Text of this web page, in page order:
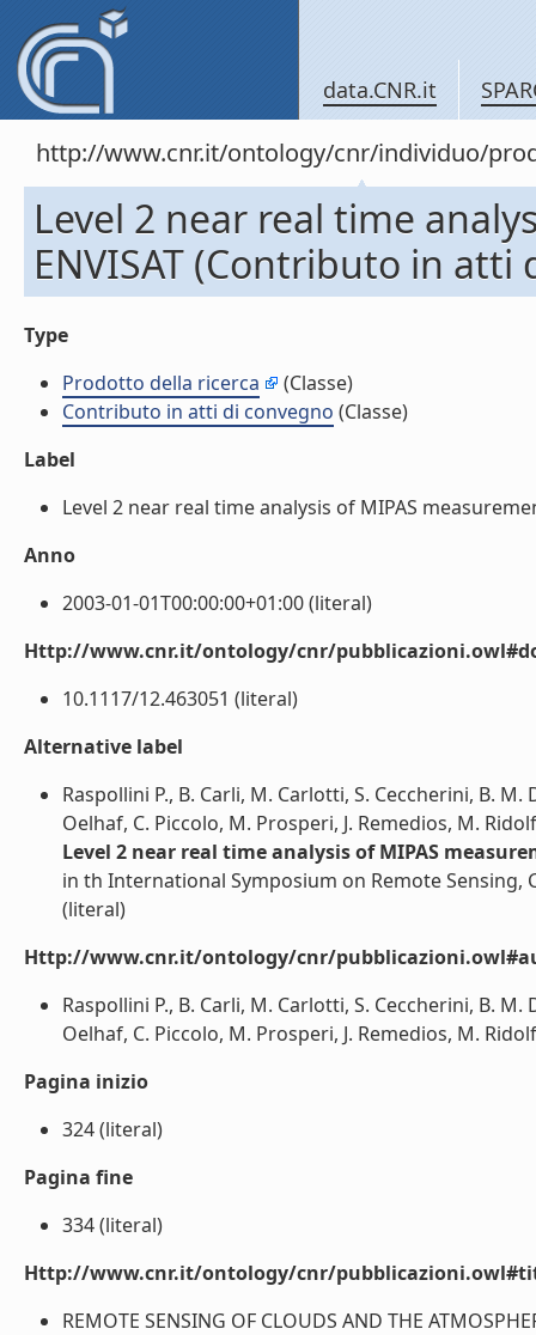
data.CNR.it
http://www.cnr.it/ontology/cnr/individuo/
Level 2 near real time
ENVISAT (Contributo in atti
Type
Prodotto della ricerca
(Classe)
Contributo in atti di convegno (Classe)
Label
Level 2 near real time analysis of MIPAS
Anno
2003-01-01T00:00:00+01:00 (literal)
Http://www.cnr.it/ontology/cnr/
10.1117/12.463051 (literal)
Alternative label
Raspollini P., B. Carli, M. Carlotti, S. Ceccherini, B.
Oelhaf, C. Piccolo, M. Prosperi, J. Remedios, M.
Level 2 near real time analysis of MIPAS
in th International Symposium on Remote Sensing,
(literal)
Http://www.cnr.it/ontology/cnr/
Raspollini P., B. Carli, M. Carlotti, S. Ceccherini, B.
Oelhaf, C. Piccolo, M. Prosperi, J. Remedios, M.
Pagina inizio
324 (literal)
Pagina fine
334 (literal)
Http://www.cnr.it/ontology/cnr/
REMOTE SENSING OF CLOUDS AND THE